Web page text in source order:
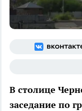
В столице
заседание по